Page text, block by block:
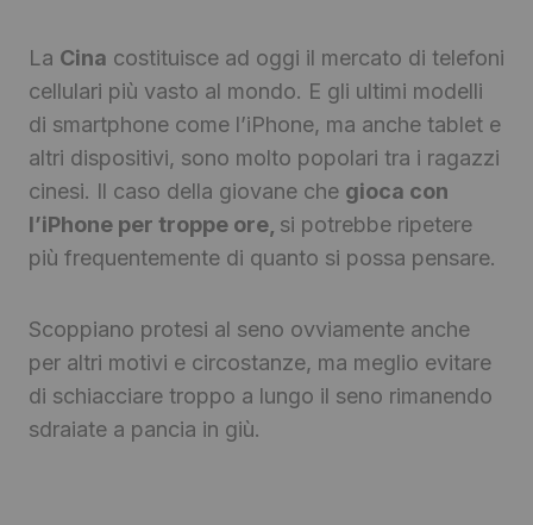
La Cina costituisce ad oggi il mercato di telefoni
cellulari più vasto al mondo. E gli ultimi modelli
di smartphone come l’iPhone, ma anche tablet e
altri dispositivi, sono molto popolari tra i ragazzi
cinesi. Il caso della giovane che gioca con
l’iPhone per troppe ore, si potrebbe ripetere
più frequentemente di quanto si possa pensare.
Scoppiano protesi al seno ovviamente anche
per altri motivi e circostanze, ma meglio evitare
di schiacciare troppo a lungo il seno rimanendo
sdraiate a pancia in giù.